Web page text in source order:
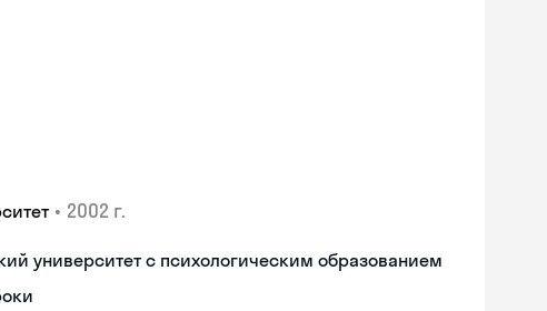
• 2002 г.
университет с психологическим образованием